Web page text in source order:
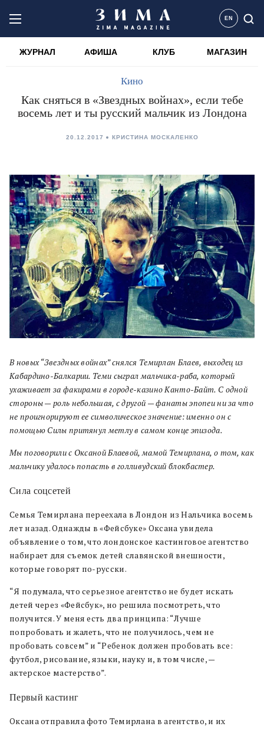
EN
ЖУРНАЛ АФИША КЛУБ МАГАЗИН
Кино
Как сняться в «Звездных войнах», если тебе
восемь лет и ты русский мальчик из Лондона
20.12.2017 КРИСТИНА МОСКАЛЕНКО
В новых “Звездных войнах” снялся Темирлан Блаев, выходец из
Кабардино-Балкарии. Теми сыграл мальчика-раба, который
ухаживает за факирами в городе-казино Канто-Байт. С одной
стороны — роль небольшая, с другой — фанаты эпопеи ни за что
не проигнорируют ее символическое значение: именно он с
помощью Силы притянул метлу в самом конце эпизода.
Мы поговорили с Оксаной Блаевой, мамой Темирлана, о том, как
мальчику удалось попасть в голливудский блокбастер.
Сила соцсетей
Семья Темирлана переехала в Лондон из Нальчика восемь
лет назад. Однажды в «Фейсбуке» Оксана увидела
объявление о том, что лондонское кастинговое агентство
набирает для съемок детей славянской внешности,
которые говорят по-русски.
“Я подумала, что серьезное агентство не будет искать
детей через «Фейсбук», но решила посмотреть, что
получится. У меня есть два принципа: “Лучше
попробовать и жалеть, что не получилось, чем не
пробовать совсем” и “Ребенок должен пробовать все:
футбол, рисование, языки, науку и, в том числе, —
актерское мастерство”.
Первый кастинг
Оксана отправила фото Темирлана в агентство, и их